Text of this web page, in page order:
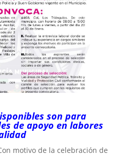
son para
de apoyo en labores
motivo de la celebración de